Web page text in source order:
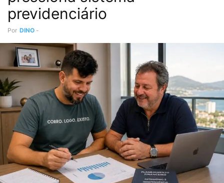
previdenciário
Por DINO -